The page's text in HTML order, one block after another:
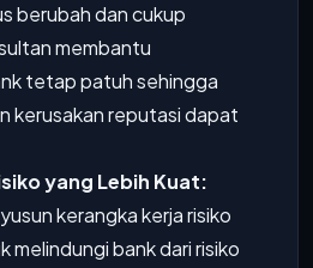
berubah dan cukup
membantu
tetap patuh sehingga
kerusakan reputasi dapat
yang Lebih Kuat:
kerangka kerja risiko
melindungi bank dari risiko